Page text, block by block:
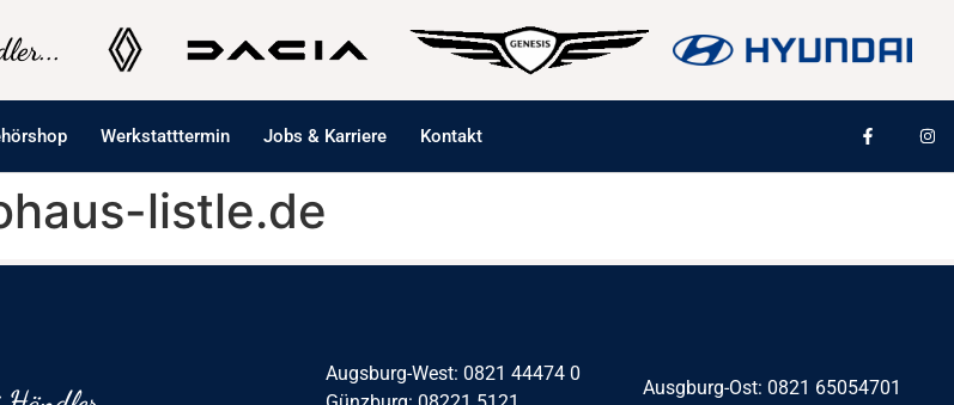
Werkstatttermin Jobs & Karriere Kontakt
listle.de
Augsburg-West: 0821 44474 0
Ausgburg-Ost: 0821 65054701